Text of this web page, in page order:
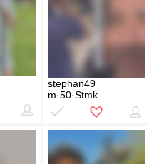
stephan49
m·50·Stmk